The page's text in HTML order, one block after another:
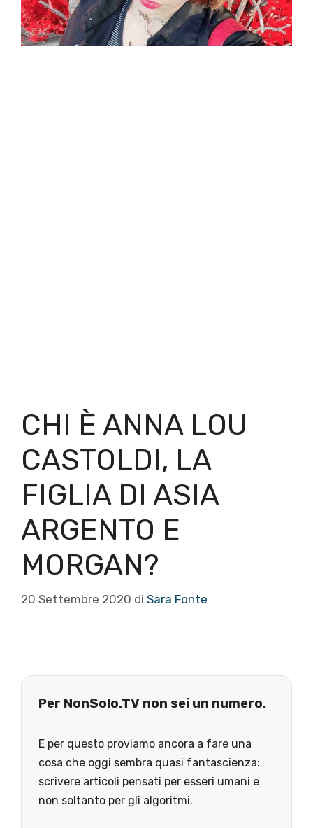
CHI È ANNA LOU
CASTOLDI, LA
FIGLIA DI ASIA
ARGENTO E
MORGAN?
20 Settembre 2020 di Sara Fonte
Per NonSolo.TV non sei un numero.
E per questo proviamo ancora a fare una
cosa che oggi sembra quasi fantascienza:
scrivere articoli pensati per esseri umani e
non soltanto per gli algoritmi.